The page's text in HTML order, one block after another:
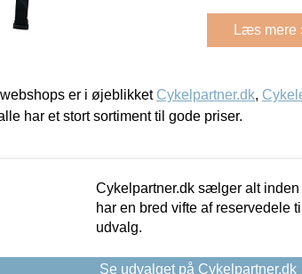
Læs mere
er i øjeblikket Cykelpartner.dk,
har et stort sortiment til gode priser.
Cykelpartner.dk sælger alt
har en bred vifte af reservedele
udvalg.
Se udvalget på Cykelpartner.dk